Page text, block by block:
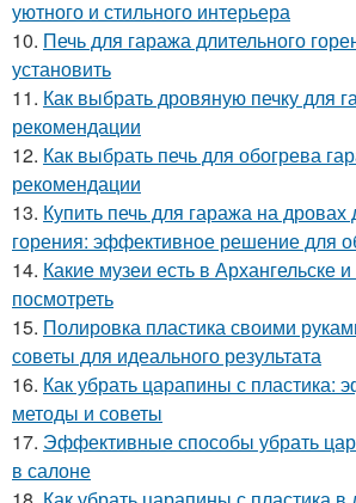
уютного и стильного интерьера
10. Печь для гаража длительного
установить
11. Как выбрать дровяную печку для
рекомендации
12. Как выбрать печь для обогрева
рекомендации
13. Купить печь для гаража на дровах
горения: эффективное решение для
14. Какие музеи есть в Архангельске
посмотреть
15. Полировка пластика своими
советы для идеального результата
16. Как убрать царапины с пластика:
методы и советы
17. Эффективные способы убрать
в салоне